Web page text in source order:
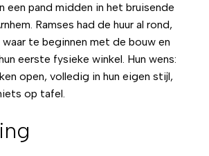
een pand midden in het bruisende
Ramses had de huur al rond,
te beginnen met de bouw en
eerste fysieke winkel. Hun wens:
open, volledig in hun eigen stijl,
op tafel.